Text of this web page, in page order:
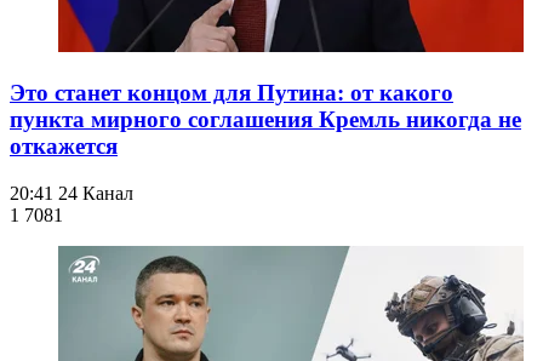
Это станет концом для Путина: от какого
пункта мирного соглашения Кремль никогда не
откажется
20:41 24 Канал
1 7081